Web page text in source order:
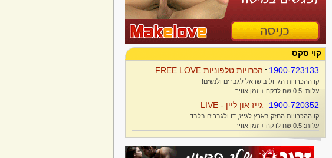
קוי סקס
1900-723133
- הכרויות טלפוניות FREE LOVE
קו ההכרויות הגדול בישראל לגברים ולנשים!
עלות: 0.5 שח לדקה + זמן אוויר
1900-720352
- גייז און ליין - LIVE
קו ההכרויות החזק בארץ לגייז, דו ולגברים בלבד
עלות: 0.5 שח לדקה + זמן אוויר